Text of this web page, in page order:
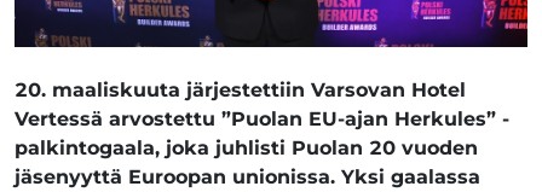
20. maaliskuuta järjestettiin Varsovan Hotel
Vertessä arvostettu ”Puolan EU-ajan Herkules” -
palkintogaala, joka juhlisti Puolan 20 vuoden
jäsenyyttä Euroopan unionissa. Yksi gaalassa